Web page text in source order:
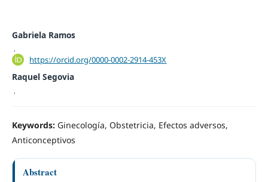
Gabriela Ramos
,
https://orcid.org/0000-0002-2914-453X
Raquel Segovia
Keywords: Ginecología, Obstetricia, Efectos adversos,
Anticonceptivos
Abstract